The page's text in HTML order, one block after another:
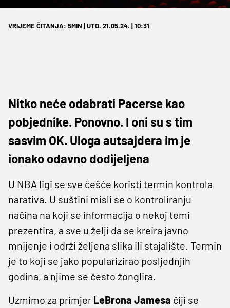
VRIJEME ČITANJA: 5MIN | UTO. 21.05.24. | 10:31
Nitko neće odabrati Pacerse kao
pobjednike. Ponovno. I oni su s tim
sasvim OK. Uloga autsajdera im je
ionako odavno dodijeljena
U NBA ligi se sve češće koristi termin kontrola
narativa. U suštini misli se o kontroliranju
načina na koji se informacija o nekoj temi
prezentira, a sve u želji da se kreira javno
mnijenje i održi željena slika ili stajalište. Termin
je to koji se jako popularizirao posljednjih
godina, a njime se često žonglira.
Uzmimo za primjer LeBrona Jamesa čiji se